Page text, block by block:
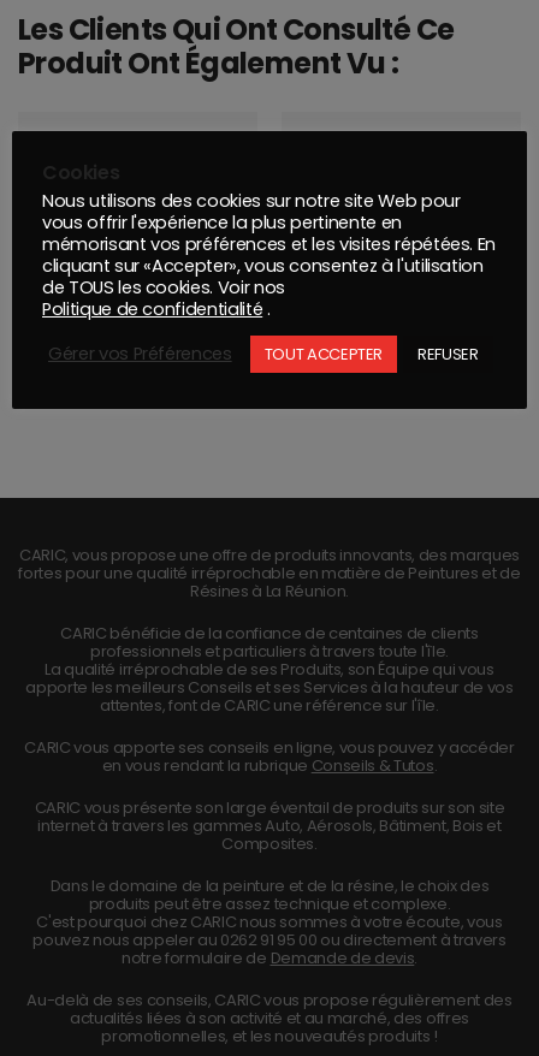
Les Clients Qui Ont Consulté Ce
Produit Ont Également Vu :
CARIC, vous propose une offre de produits innovants, des marques
fortes pour une qualité irréprochable en matière de Peintures et de
Résines à La Réunion.
CARIC bénéficie de la confiance de centaines de clients
professionnels et particuliers à travers toute l'île.
La qualité irréprochable de ses Produits, son Équipe qui vous
apporte les meilleurs Conseils et ses Services à la hauteur de vos
attentes, font de CARIC une référence sur l'île.
CARIC vous apporte ses conseils en ligne, vous pouvez y accéder
en vous rendant la rubrique Conseils & Tutos.
CARIC vous présente son large éventail de produits sur son site
internet à travers les gammes Auto, Aérosols, Bâtiment, Bois et
Composites.
Dans le domaine de la peinture et de la résine, le choix des
produits peut être assez technique et complexe.
C'est pourquoi chez CARIC nous sommes à votre écoute, vous
pouvez nous appeler au 0262 91 95 00 ou directement à travers
notre formulaire de Demande de devis.
Au-delà de ses conseils, CARIC vous propose régulièrement des
actualités liées à son activité et au marché, des offres
promotionnelles, et les nouveautés produits !
Cookies
Nous utilisons des cookies sur notre site Web pour
vous offrir l'expérience la plus pertinente en
mémorisant vos préférences et les visites répétées. En
cliquant sur «Accepter», vous consentez à l'utilisation
de TOUS les cookies. Voir nos
Politique de confidentialité .
Gérer vos Préférences
TOUT ACCEPTER REFUSER